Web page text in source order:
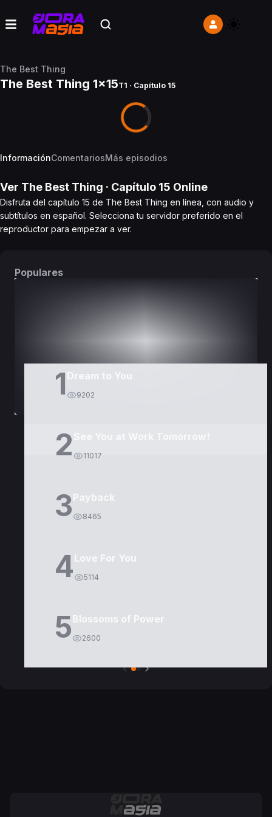
The Best Thing
The Best Thing 1x15T1 · Capítulo 15
InformaciónComentariosMás episodios
Ver The Best Thing · Capítulo 15 Online
Disfruta del capítulo 15 de The Best Thing en línea, con audio y
subtítulos en español. Selecciona tu servidor preferido en el
reproductor para empezar a ver.
Populares
1 Dream to You
9202
2 11017
3Payback
8465
4Love For You
5114
5Blossoms of Power
2600